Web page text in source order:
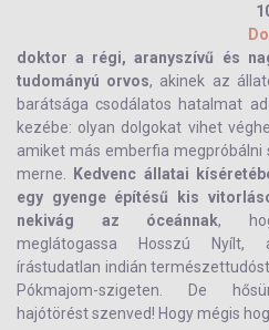
10
doktor a régi, aranyszívű és
tudományú orvos, akinek az
barátsága csodálatos hatalmat
kezébe: olyan dolgokat vihet
amiket más emberfia megpróbálni
merne.
Kedvenc állatai
egy gyenge építésű kis
nekivág az óceánnak,
meglátogassa Hosszú Nyílt,
írástudatlan indián
Pókmajom-szigeten. De
hajótörést szenved! Hogy mégis